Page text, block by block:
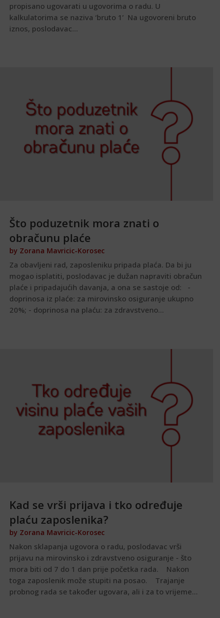
propisano ugovarati u ugovorima o radu. U
kalkulatorima se naziva ‘bruto 1’ Na ugovoreni bruto
iznos, poslodavac...
Što poduzetnik mora znati o
obračunu plaće
by Zorana Mavricic-Korosec
Za obavljeni rad, zaposleniku pripada plaća. Da bi ju
mogao isplatiti, poslodavac je dužan napraviti obračun
plaće i pripadajućih davanja, a ona se sastoje od: -
doprinosa iz plaće: za mirovinsko osiguranje ukupno
20%; - doprinosa na plaću: za zdravstveno...
Kad se vrši prijava i tko određuje
plaću zaposlenika?
by Zorana Mavricic-Korosec
Nakon sklapanja ugovora o radu, poslodavac vrši
prijavu na mirovinsko i zdravstveno osiguranje - što
mora biti od 7 do 1 dan prije početka rada. Nakon
toga zaposlenik može stupiti na posao. Trajanje
probnog rada se također ugovara, ali i za to vrijeme...